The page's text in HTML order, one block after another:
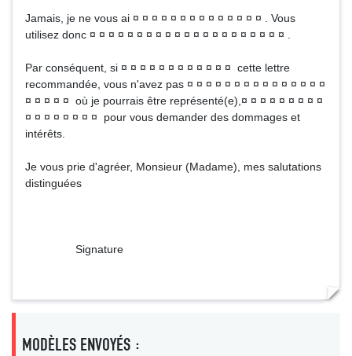
Jamais, je ne vous ai ¤ ¤ ¤ ¤ ¤ ¤ ¤ ¤ ¤ ¤ ¤ ¤ ¤ ¤ . Vous
utilisez donc ¤ ¤ ¤ ¤ ¤ ¤ ¤ ¤ ¤ ¤ ¤ ¤ ¤ ¤ ¤ ¤ ¤ ¤ ¤ ¤ ¤ .
Par conséquent, si ¤ ¤ ¤ ¤ ¤ ¤ ¤ ¤ ¤ ¤ ¤ ¤ cette lettre
recommandée, vous n'avez pas ¤ ¤ ¤ ¤ ¤ ¤ ¤ ¤ ¤ ¤ ¤ ¤ ¤ ¤ ¤
¤ ¤ ¤ ¤ ¤ où je pourrais être représenté(e),¤ ¤ ¤ ¤ ¤ ¤ ¤ ¤ ¤
¤ ¤ ¤ ¤ ¤ ¤ ¤ ¤ pour vous demander des dommages et
intérêts.
Je vous prie d'agréer, Monsieur (Madame), mes salutations
distinguées
Signature
MODÈLES ENVOYÉS :